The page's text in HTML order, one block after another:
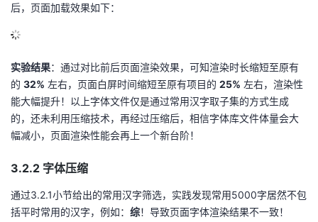
后，页面加载效果如下：
实验结果：通过对比前后页面渲染效果，可知渲染时长缩短至原有
的 32% 左右，页面白屏时间缩短至原有项目的 25% 左右，渲染性
能大幅提升！以上字体文件仅是通过常用汉字取子集的方式生成
的，还未利用压缩技术，再经过压缩后，相信字体库文件体量会大
幅减小，页面渲染性能会再上一个新台阶！
3.2.2 字体压缩
通过3.2.1小节给出的常用汉字筛选，实践发现常用5000字居然不包
括平时常用的汉字，例如： 综！导致页面字体渲染结果不一致！